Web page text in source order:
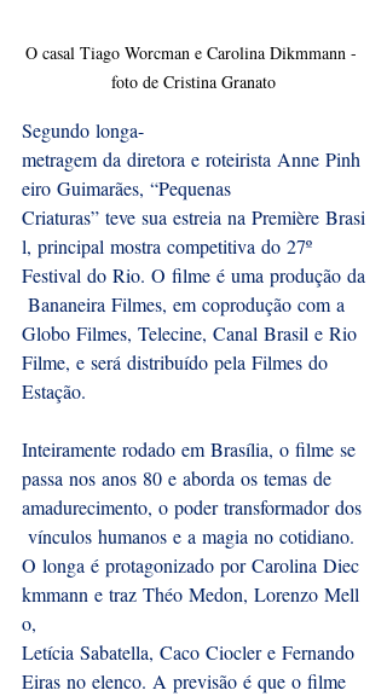
O casal Tiago Worcman e Carolina Dikmmann -
foto de Cristina Granato
Segundo longa-
metragem da diretora e roteirista Anne Pinh
eiro Guimarães, “Pequenas
Criaturas” teve sua estreia na Première Brasi
l, principal mostra competitiva do 27º
Festival do Rio. O filme é uma produção da
Bananeira Filmes, em coprodução com a
Globo Filmes, Telecine, Canal Brasil e Rio
Filme, e será distribuído pela Filmes do
Estação.
Inteiramente rodado em Brasília, o filme se
passa nos anos 80 e aborda os temas de
amadurecimento, o poder transformador dos
vínculos humanos e a magia no cotidiano.
O longa é protagonizado por Carolina Diec
kmmann e traz Théo Medon, Lorenzo Mell
o,
Letícia Sabatella, Caco Ciocler e Fernando
Eiras no elenco. A previsão é que o filme